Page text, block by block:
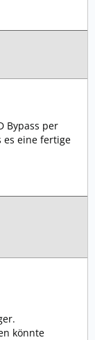
Bypass per
es eine fertige
könnte